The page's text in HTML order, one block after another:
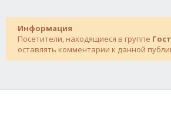
Информация
Посетители, находящиеся в группе
оставлять комментарии к данной